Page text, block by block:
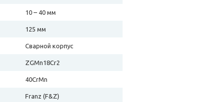
10 – 40 мм
125 мм
Сварной корпус
ZGMn18Cr2
40CrMn
Franz (F&Z)